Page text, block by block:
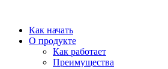
содержимому
Как начать
О продукте
Как работает
Преимущества